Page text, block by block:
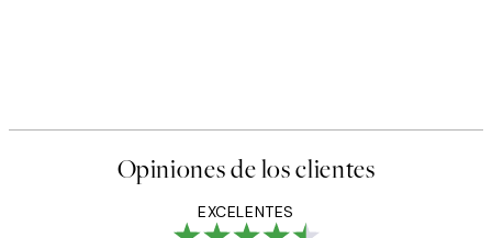
Opiniones de los clientes
EXCELENTES